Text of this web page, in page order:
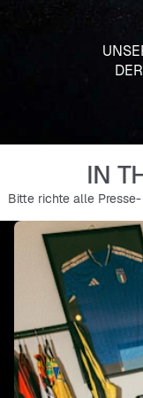
IN
Bitte richte alle